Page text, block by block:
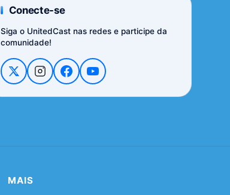
Conecte-se
Siga o UnitedCast nas redes e participe da
comunidade!
MAIS